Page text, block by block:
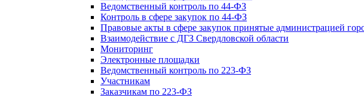
Ведомственный контроль по 44-ФЗ
Контроль в сфере закупок по 44-ФЗ
Правовые акты в сфере закупок принятые администрацией
Взаимодействие с ДГЗ Свердловской области
Мониторинг
Электронные площадки
Ведомственный контроль по 223-ФЗ
Участникам
Заказчикам по 223-ФЗ